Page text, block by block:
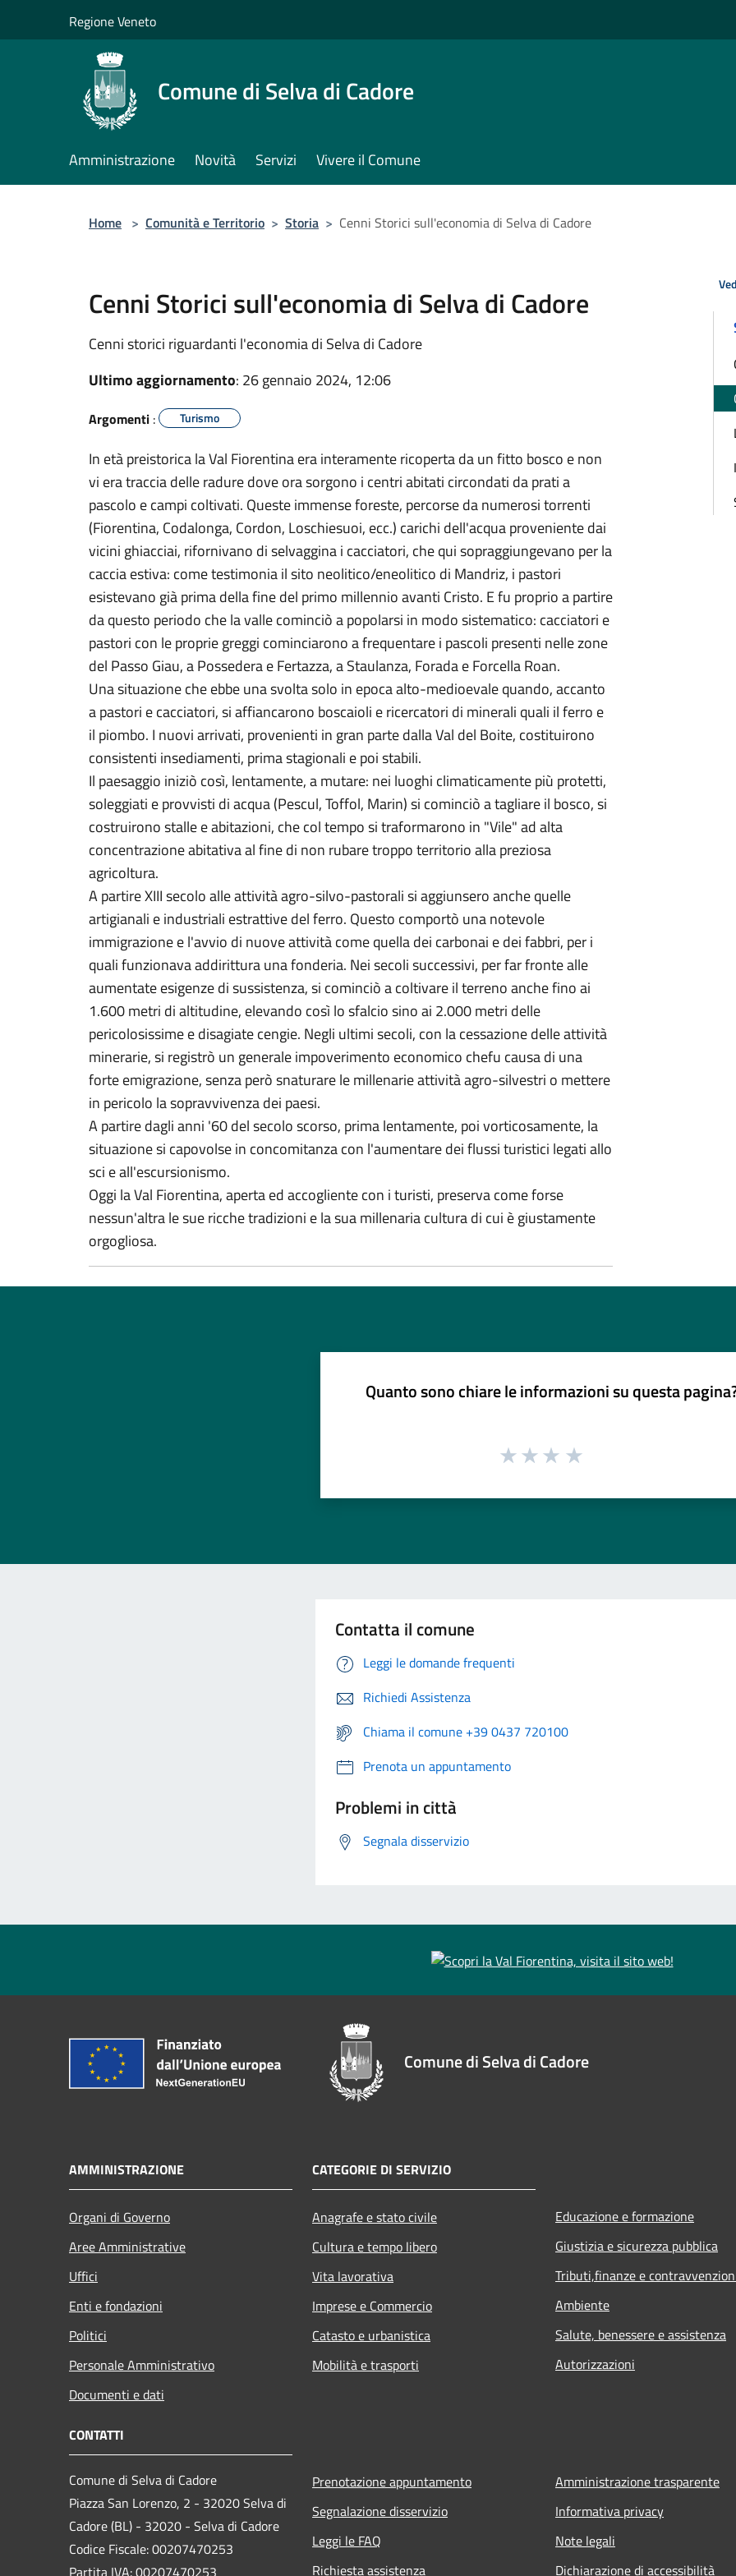
Regione Veneto
Comune di Selva di Cadore
Amministrazione Novità Servizi Vivere il Comune
Home > Comunità e Territorio > Storia > Cenni Storici sull'economia di Selva di Cadore
Cenni Storici sull'economia di Selva di Cadore
Cenni storici riguardanti l'economia di Selva di Cadore
Ultimo aggiornamento: 26 gennaio 2024, 12:06
Argomenti : Turismo
In età preistorica la Val Fiorentina era interamente ricoperta da un fitto bosco e non
vi era traccia delle radure dove ora sorgono i centri abitati circondati da prati a
pascolo e campi coltivati. Queste immense foreste, percorse da numerosi torrenti
(Fiorentina, Codalonga, Cordon, Loschiesuoi, ecc.) carichi dell'acqua proveniente dai
vicini ghiacciai, rifornivano di selvaggina i cacciatori, che qui sopraggiungevano per la
caccia estiva: come testimonia il sito neolitico/eneolitico di Mandriz, i pastori
esistevano già prima della fine del primo millennio avanti Cristo. E fu proprio a partire
da questo periodo che la valle cominciò a popolarsi in modo sistematico: cacciatori e
pastori con le proprie greggi cominciarono a frequentare i pascoli presenti nelle zone
del Passo Giau, a Possedera e Fertazza, a Staulanza, Forada e Forcella Roan.
Una situazione che ebbe una svolta solo in epoca alto-medioevale quando, accanto
a pastori e cacciatori, si affiancarono boscaioli e ricercatori di minerali quali il ferro e
il piombo. I nuovi arrivati, provenienti in gran parte dalla Val del Boite, costituirono
consistenti insediamenti, prima stagionali e poi stabili.
Il paesaggio iniziò così, lentamente, a mutare: nei luoghi climaticamente più protetti,
soleggiati e provvisti di acqua (Pescul, Toffol, Marin) si cominciò a tagliare il bosco, si
costruirono stalle e abitazioni, che col tempo si traformarono in "Vile" ad alta
concentrazione abitativa al fine di non rubare troppo territorio alla preziosa
agricoltura.
A partire XIII secolo alle attività agro-silvo-pastorali si aggiunsero anche quelle
artigianali e industriali estrattive del ferro. Questo comportò una notevole
immigrazione e l'avvio di nuove attività come quella dei carbonai e dei fabbri, per i
quali funzionava addirittura una fonderia. Nei secoli successivi, per far fronte alle
aumentate esigenze di sussistenza, si cominciò a coltivare il terreno anche fino ai
1.600 metri di altitudine, elevando così lo sfalcio sino ai 2.000 metri delle
pericolosissime e disagiate cengie. Negli ultimi secoli, con la cessazione delle attività
minerarie, si registrò un generale impoverimento economico chefu causa di una
forte emigrazione, senza però snaturare le millenarie attività agro-silvestri o mettere
in pericolo la sopravvivenza dei paesi.
A partire dagli anni '60 del secolo scorso, prima lentamente, poi vorticosamente, la
situazione si capovolse in concomitanza con l'aumentare dei flussi turistici legati allo
sci e all'escursionismo.
Oggi la Val Fiorentina, aperta ed accogliente con i turisti, preserva come forse
nessun'altra le sue ricche tradizioni e la sua millenaria cultura di cui è giustamente
orgogliosa.
Quanto sono chiare le informazioni su questa
Contatta il comune
Leggi le domande frequenti
Richiedi Assistenza
Chiama il comune +39 0437 720100
Prenota un appuntamento
Problemi in città
Segnala disservizio
Comune di Selva di Cadore
AMMINISTRAZIONE
Organi di Governo
Aree Amministrative
Uffici
Enti e fondazioni
Politici
Personale Amministrativo
Documenti e dati
CATEGORIE DI SERVIZIO
Anagrafe e stato civile
Cultura e tempo libero
Vita lavorativa
Imprese e Commercio
Catasto e urbanistica
Mobilità e trasporti
Educazione e formazione
Giustizia e sicurezza pubblica
Tributi,finanze e
Ambiente
Salute, benessere e assistenza
Autorizzazioni
CONTATTI
Comune di Selva di Cadore
Piazza San Lorenzo, 2 - 32020 Selva di
Cadore (BL) - 32020 - Selva di Cadore
Codice Fiscale: 00207470253
Partita IVA: 00207470253
Prenotazione appuntamento
Segnalazione disservizio
Leggi le FAQ
Richiesta assistenza
Amministrazione trasparente
Informativa privacy
Note legali
Dichiarazione di accessibilità